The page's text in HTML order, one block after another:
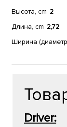
Высота, cm 2
Длина, cm 2,72
Ширина
Driver: